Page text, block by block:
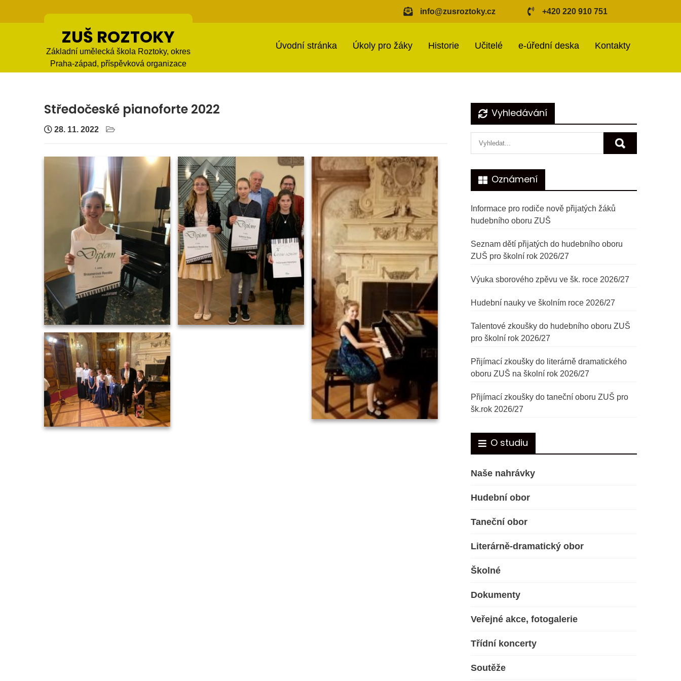
info@zusroztoky.cz +420 220 910 751
ZUŠ ROZTOKY
Základní umělecká škola Roztoky, okres
Praha-západ, příspěvková organizace
Úvodní stránka Úkoly pro žáky Historie Učitelé e-úřední deska Kontakty
Středočeské pianoforte 2022
28. 11. 2022
Vyhledávání
Oznámení
Informace pro rodiče nově přijatých žáků
hudebního oboru ZUŠ
Seznam dětí přijatých do hudebního oboru
ZUŠ pro školní rok 2026/27
Výuka sborového zpěvu ve šk. roce 2026/27
Hudební nauky ve školním roce 2026/27
Talentové zkoušky do hudebního oboru ZUŠ
pro školní rok 2026/27
Přijímací zkoušky do literárně dramatického
oboru ZUŠ na školní rok 2026/27
Přijímací zkoušky do taneční oboru ZUŠ pro
šk.rok 2026/27
O studiu
Naše nahrávky
Hudební obor
Taneční obor
Literárně-dramatický obor
Školné
Dokumenty
Veřejné akce, fotogalerie
Třídní koncerty
Soutěže